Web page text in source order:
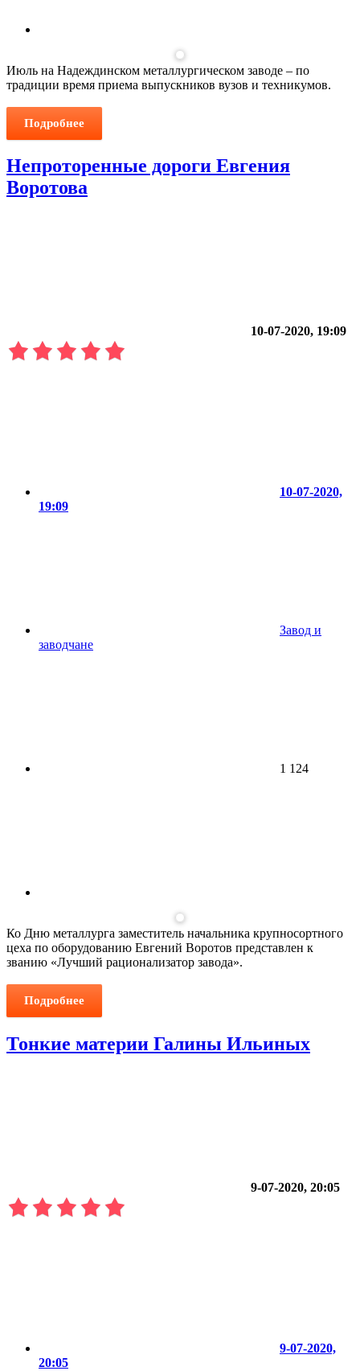
Июль на Надеждинском металлургическом заводе – по
традиции время приема выпускников вузов и техникумов.
Подробнее
Непроторенные дороги Евгения
Воротова
10-07-2020, 19:09
10-07-2020,
19:09
Завод и
заводчане
1 124
Ко Дню металлурга заместитель начальника крупносортного
цеха по оборудованию Евгений Воротов представлен к
званию «Лучший рационализатор завода».
Подробнее
Тонкие материи Галины Ильиных
9-07-2020, 20:05
9-07-2020,
20:05